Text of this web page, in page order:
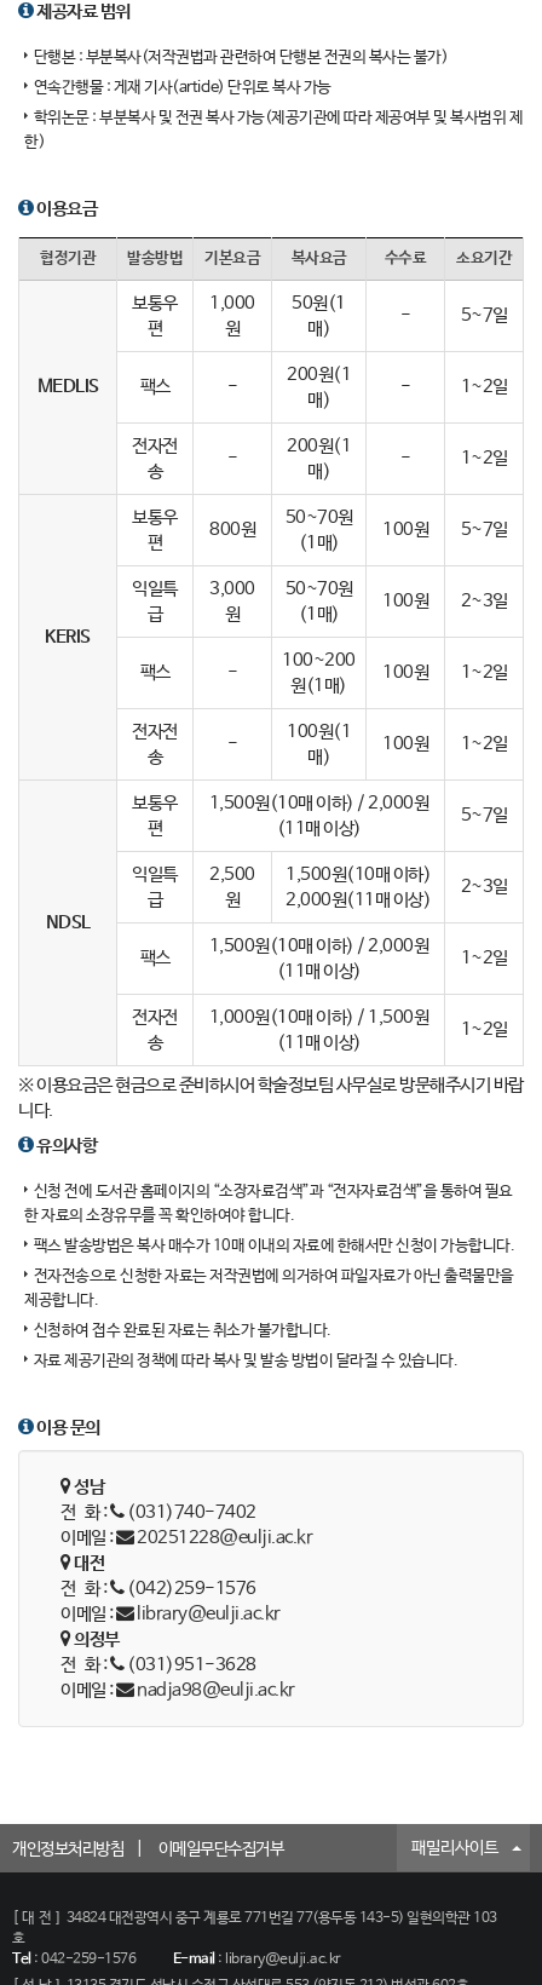
제공자료 범위
단행본 : 부분복사(저작권법과 관련하여 단행본 전권의 복사는 불가)
연속간행물 : 게재 기사(article) 단위로 복사 가능
학위논문 : 부분복사 및 전권 복사 가능(제공기관에 따라 제공여부 및 복사범위 제
한)
이용요금
협정기관 발송방법 기본요금 복사요금 수수료 소요기간
MEDLIS
보통우
편
1,000
원
50원(1
매)
- 5~7일
팩스 -
200원(1
매)
- 1~2일
전자전
송
-
200원(1
매)
- 1~2일
KERIS
보통우
편
800원
50~70원
(1매)
100원 5~7일
익일특
급
3,000
원
50~70원
(1매)
100원 2~3일
팩스 -
100~200
원(1매)
100원 1~2일
전자전
송
-
100원(1
매)
100원 1~2일
NDSL
보통우
편
1,500원(10매 이하) / 2,000원
(11매 이상)
5~7일
익일특
급
2,500
원
1,500원(10매 이하)
2,000원(11매 이상)
2~3일
팩스
1,500원(10매 이하) / 2,000원
(11매 이상)
1~2일
전자전
송
1,000원(10매 이하) / 1,500원
(11매 이상)
1~2일
※ 이용요금은 현금으로 준비하시어 학술정보팀 사무실로 방문해주시기 바랍
니다.
유의사항
신청 전에 도서관 홈페이지의 “소장자료검색”과 “전자자료검색”을 통하여 필요
한 자료의 소장유무를 꼭 확인하여야 합니다.
팩스 발송방법은 복사 매수가 10매 이내의 자료에 한해서만 신청이 가능합니다.
전자전송으로 신청한 자료는 저작권법에 의거하여 파일자료가 아닌 출력물만을
제공합니다.
신청하여 접수 완료된 자료는 취소가 불가합니다.
자료 제공기관의 정책에 따라 복사 및 발송 방법이 달라질 수 있습니다.
이용 문의
성남
전 화 :
(031)740-7402
이메일 :
20251228@eulji.ac.kr
대전
전 화 :
(042)259-1576
이메일 :
library@eulji.ac.kr
의정부
전 화 :
(031)951-3628
이메일 :
nadja98@eulji.ac.kr
개인정보처리방침 이메일무단수집거부 패밀리사이트
[대전]
34824 대전광역시 중구 계룡로 771번길 77(용두동 143-5) 일현의학관 103
호
Tel: 042-259-1576 E-mail: library@eulji.ac.kr